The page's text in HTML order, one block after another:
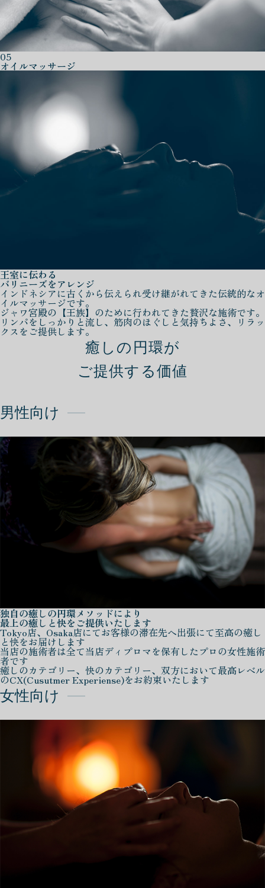
05
オイルマッサージ
王室に伝わる
バリニーズをアレンジ
インドネシアに古くから伝えられ受け継がれてきた伝統的なオ
イルマッサージです。
ジャワ宮殿の【王族】のために行われてきた贅沢な施術です。
リンパをしっかりと流し、筋肉のほぐしと気持ちよさ、リラッ
クスをご提供します。
癒しの円環が
ご提供する価値
男性向け
独自の癒しの円環メソッドにより
最上の癒しと快をご提供いたします
Tokyo店、Osaka店にてお客様の滞在先へ出張にて至高の癒し
と快をお届けします
当店の施術者は全て当店ディプロマを保有したプロの女性施術
者です
癒しのカテゴリー、快のカテゴリー、双方において最高レベル
のCX(Cusutmer Experiense)をお約束いたします
女性向け